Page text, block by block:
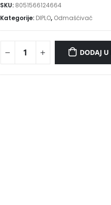
SKU: 8051566124664
Kategorije: DIPLO, Odmašćivač
DODAJ U